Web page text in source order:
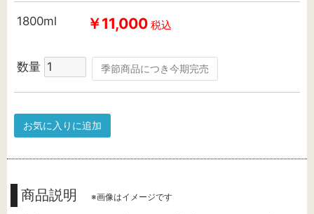
1800ml ￥11,000 税込
数量 季節商品につき今期完売
お気に入りに追加
商品説明 ※画像はイメージです